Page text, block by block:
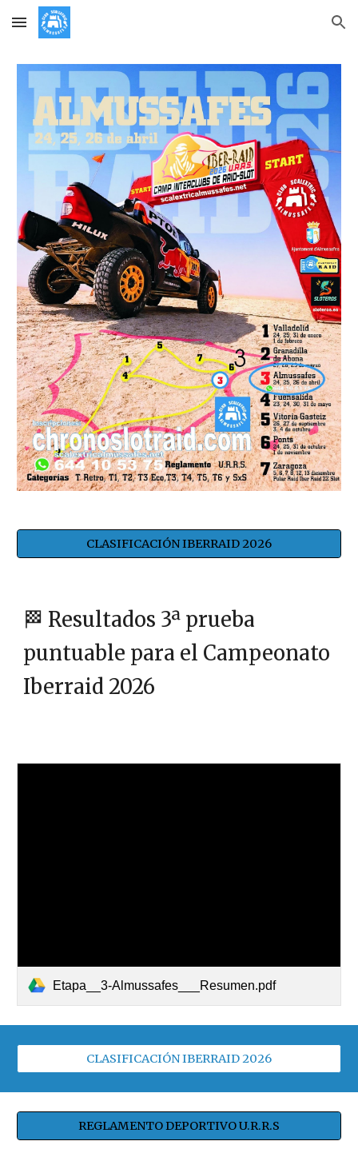
Skip to main content Skip to navigation
CLASIFICACIÓN IBERRAID 2026
🏁 Resultados 3ª prueba
puntuable para el Campeonato
Iberraid 2026
Etapa__3-Almussafes___Resumen.pdf
CLASIFICACIÓN IBERRAID 2026
REGLAMENTO DEPORTIVO U.R.R.S